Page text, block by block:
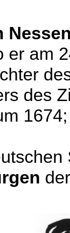
er am
des